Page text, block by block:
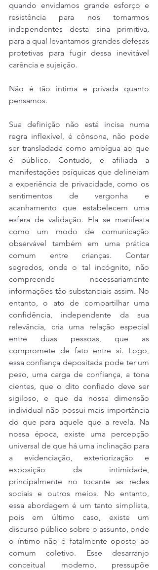
quando envidamos grande esforço e
resistência para nos tornarmos
independentes desta sina primitiva,
para a qual levantamos grandes defesas
protetivas para fugir dessa inevitável
carência e sujeição.
Não é tão intima e privada quanto
pensamos.
Sua definição não está incisa numa
regra inflexível, é cônsona, não pode
ser transladada como ambígua ao que
é público. Contudo, e afiliada a
manifestações psíquicas que delineiam
a experiência de privacidade, como os
sentimentos de vergonha e
acanhamento que estabelecem uma
esfera de validação. Ela se manifesta
como um modo de comunicação
observável também em uma prática
comum entre crianças. Contar
segredos, onde o tal incógnito, não
compreende necessariamente
informações tão substanciais assim. No
entanto, o ato de compartilhar uma
confidência, independente da sua
relevância, cria uma relação especial
entre duas pessoas, que as
compromete de fato entre si. Logo,
essa confiança depositada pode ter um
peso, uma carga de confiança, a tona
cientes, que o dito confiado deve ser
sigiloso, e que da nossa dimensão
individual não possui mais importância
do que para aquele que a revela. Na
nossa época, existe uma percepção
universal de que há uma inclinação para
a evidenciação, exteriorização e
exposição da intimidade,
principalmente no tocante as redes
sociais e outros meios. No entanto,
essa abordagem é um tanto simplista,
pois em último caso, existe um
discurso público sobre o assunto, onde
o íntimo não é fatalmente oposto ao
comum coletivo. Esse desarranjo
conceitual moderno, pressupõe